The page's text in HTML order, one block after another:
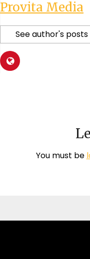
Provita Media
See author's posts
You must be